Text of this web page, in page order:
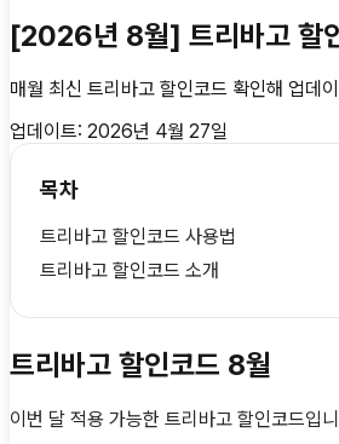
[2026년 8월] 트리바고 할
매월 최신 트리바고 할인코드 확인해 업데
업데이트: 2026년 4월 27일
목차
트리바고 할인코드 사용법
트리바고 할인코드 소개
트리바고 할인코드 8월
이번 달 적용 가능한 트리바고 할인코드입